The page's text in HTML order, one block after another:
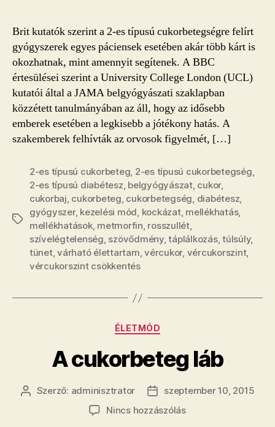
elleni
kezelés
bejegyzéshez
Brit kutatók szerint a 2-es típusú cukorbetegségre felírt
gyógyszerek egyes páciensek esetében akár több kárt is
okozhatnak, mint amennyit segítenek. A BBC
értesülései szerint a University College London (UCL)
kutatói által a JAMA belgyógyászati szaklapban
közzétett tanulmányában az áll, hogy az idősebb
emberek esetében a legkisebb a jótékony hatás. A
szakemberek felhívták az orvosok figyelmét, […]
Címkék
2-es típusú cukorbeteg, 2-es típusú cukorbetegség,
2-es típusú diabétesz, belgyógyászat, cukor,
cukorbaj, cukorbeteg, cukorbetegség, diabétesz,
gyógyszer, kezelési mód, kockázat, mellékhatás,
mellékhatások, metmorfin, rosszullét,
szívelégtelenség, szövődmény,táplálkozás,túlsúly,
tünet,várható élettartam,vércukor, vércukorszint,
vércukorszint csökkentés
Kategóriák
ÉLETMÓD
A cukorbeteg láb
Bejegyzés
Szerző: adminisztrator
Bejegyzés
dátuma
szeptember 10, 2015
Nincs hozzászólása(z)